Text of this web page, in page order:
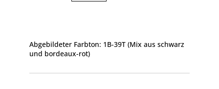
Abgebildeter Farbton: 1B-39T (Mix aus schwarz
und bordeaux-rot)